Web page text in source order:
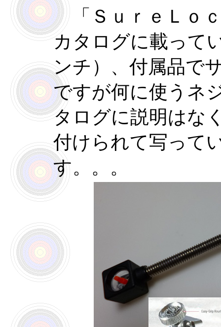
「ＳｕｒｅＬｏ
カタログに載って
ンチ）、付属品で
ですが何に使うネ
タログに説明はな
付けられて写って
す。。。